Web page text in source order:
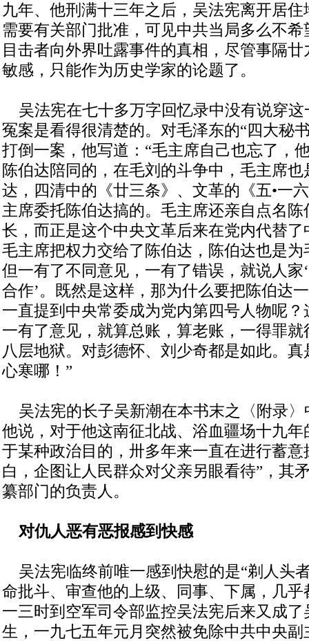
九年、他刑满十三年之后，吴法宪离开居
需要有关部门批准，可见中共当局多么不希
目击者向外界吐露事件的真相，尽管事隔
敏感，只能作为历史学家的论题了。
吴法宪在七十多万字回忆录中没有说穿这
冤案是看得很清楚的。对毛泽东的“四大
打倒一案，他写道：“毛主席自己也忘了，
陈伯达陪同的，在毛刘的斗争中，毛主席
达，四清中的《廿三条》、文革的《五•一
主席委托陈伯达搞的。毛主席还亲自点名
长，而正是这个中央文革后来在党内代替
毛主席把权力交给了陈伯达，陈伯达也是
但一有了不同意见，一有了错误，就说人家
合作’。既然是这样，那为什么要把陈伯达
一直提到中央常委成为党内第四号人物呢
一有了意见，就算总账，算老账，一得罪
八层地狱。对彭德怀、刘少奇都是如此。
心寒哪！”
吴法宪的长子吴新潮在本书末之〈附录〉
他说，对于他这南征北战、浴血疆场十九年
于某种政治目的，卅多年来一直在进行蓄
白，企图让人民群众对父亲另眼看待”，其
纂部门的负责人。
对仇人恶有恶报感到快感
吴法宪临终前唯一感到快慰的是“剃人头
命批斗、审查他的上级、同事、下属，几乎
一三时到空军司令部监控吴法宪后来又成
生，一九七五年元月突然被免除中共中央